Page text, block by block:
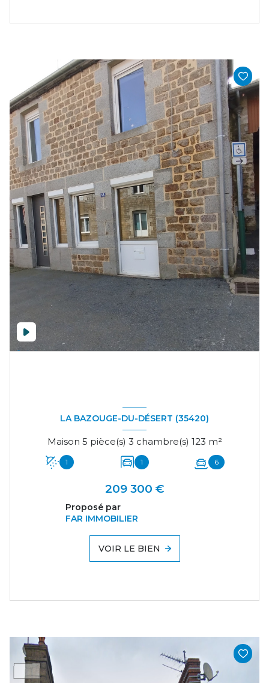
LA BAZOUGE-DU-DÉSERT (35420)
Maison 5 pièce(s) 3 chambre(s) 123 m²
1 1 6
209 300 €
Proposé par
FAR IMMOBILIER
VOIR LE BIEN